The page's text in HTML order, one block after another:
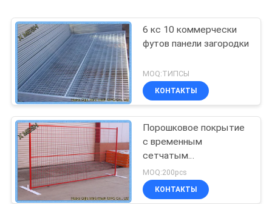
6 кс 10 коммерчески
футов панели загородки
MOQ:ТИПСЫ
КОНТАКТЫ
Порошковое покрытие
с временным
сетчатым
ограждением Низкая
углеродистая стальная
проволока 8FT X 10FT
MOQ:200pcs
КОНТАКТЫ